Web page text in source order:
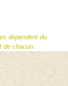
dépendent du
de chacun.